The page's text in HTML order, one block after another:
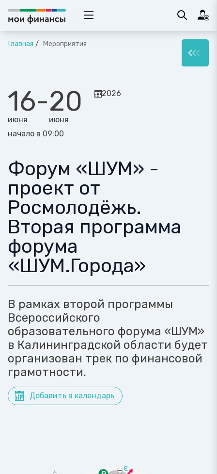
Главная Мероприятия
16
июня
-20
июня
начало в 09:00
2026
Форум «ШУМ» -
проект от
Росмолодёжь.
Вторая программа
форума
«ШУМ.Города»
В рамках второй программы
Всероссийского
образовательного форума «ШУМ»
в Калининградской области будет
организован трек по финансовой
грамотности.
Добавить в календарь